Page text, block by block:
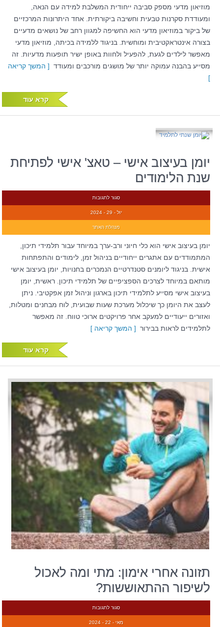
מוזיאון מדעי מספק סביבה ייחודית המשלבת למידה עם הנאה,
ומעודדת סקרנות טבעית וחשיבה ביקורתית. אחד היתרונות המרכזיים
של ביקור במוזיאון מדעי הוא החשיפה למגוון רחב של נושאים מדעיים
בצורה אינטראקטיבית ומוחשית. בניגוד ללמידה בכיתה, מוזיאון מדעי
מאפשר לילדים לגעת, להפעיל ולחוות באופן ישיר תופעות מדעיות. זה
מסייע בהבנה עמוקה יותר של מושגים מורכבים ומעודד [ המשך קריאה
]
קרא עוד
יומן בעיצוב אישי – טאצ' אישי לפתיחת
שנת הלימודים
סגור לתגובות
יול - 29 - 2024
מנהלת האתר
יומן בעיצוב אישי הוא כלי חיוני ורב-ערך במיוחד עבור תלמידי תיכון,
המתמודדים עם אתגרים ייחודיים בניהול זמן, לימודים והתפתחות
אישית. בניגוד ליומנים סטנדרטיים הנמכרים בחנויות, יומן בעיצוב אישי
מותאם במיוחד לצרכים הספציפיים של תלמידי תיכון. ראשית, יומן
בעיצוב אישי מסייע לתלמידי תיכון בארגון וניהול זמן אפקטיבי. ניתן
לעצב את היומן כך שיכלול מערכת שעות שבועית, לוח מבחנים ומטלות,
ואזורים ייעודיים למעקב אחר פרויקטים ארוכי טווח. זה מאפשר
לתלמידים לראות בבירור [ המשך קריאה ]
קרא עוד
תזונה אחרי אימון: מתי ומה לאכול
לשיפור ההתאוששות?
סגור לתגובות
מאי - 22 - 2024